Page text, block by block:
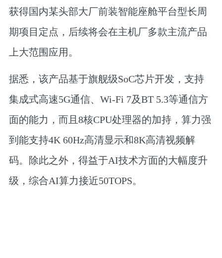
获得国内某头部大厂前装智能座舱平台型长周
期项目定点，后续将会在主机厂多款主流产品
上大范围应用。
据悉，该产品基于旗舰级SoC芯片开发，支持
集成式高速5G通信、Wi-Fi 7及BT 5.3等通信方
面的能力，而且8核CPU处理器的加持，算力强
到能支持4K 60Hz高清显示和8K高清视频解
码。除此之外，得益于AI技术方面的大幅度升
级，综合AI算力接近50TOPS。